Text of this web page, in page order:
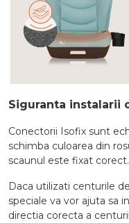
Siguranta instalarii
Conectorii Isofix sunt
schimba culoarea din
scaunul este fixat corect.
Daca utilizati centurile
speciale va vor ajuta sa
directia corecta a